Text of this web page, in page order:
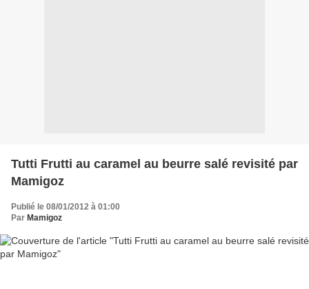
Tutti Frutti au caramel au beurre salé revisité par
Mamigoz
Publié le 08/01/2012 à 01:00
Par Mamigoz